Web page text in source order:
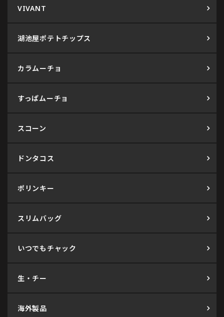
VIVANT
湖池屋ポテトチップス
カラムーチョ
すっぱムーチョ
スコーン
ドンタコス
ポリンキー
スリムバッグ
いつでもチャック
生・チー
海外製品